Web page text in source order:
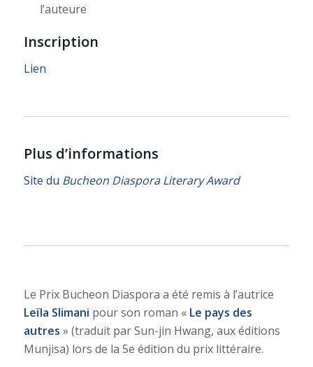
l’auteure
Inscription
Lien
Plus d’informations
Site du Bucheon Diaspora Literary Award
Le Prix Bucheon Diaspora a été remis à l’autrice
Leïla Slimani pour son roman « Le pays des
autres » (traduit par Sun-jin Hwang, aux éditions
Munjisa) lors de la 5e édition du prix littéraire.